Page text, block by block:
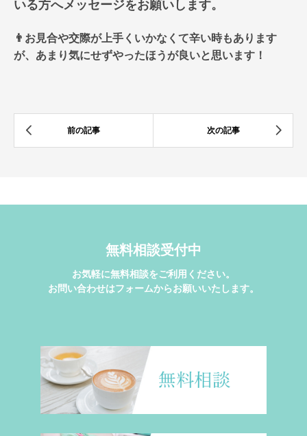
いる方へメッセージをお願いします。
👨お見合や交際が上手くいかなくて辛い時もあります
が、あまり気にせずやったほうが良いと思います！
無料相談受付中
お気軽に無料相談をご利用ください。
お問い合わせはフォームからお願いいたします。